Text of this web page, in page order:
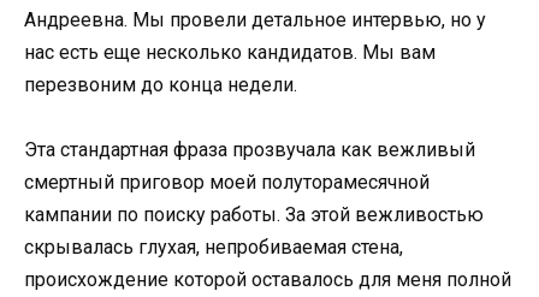
Андреевна. Мы провели детальное интервью, но у
нас есть еще несколько кандидатов. Мы вам
перезвоним до конца недели.
Эта стандартная фраза прозвучала как вежливый
смертный приговор моей полуторамесячной
кампании по поиску работы. За этой вежливостью
скрывалась глухая, непробиваемая стена,
происхождение которой оставалось для меня полной